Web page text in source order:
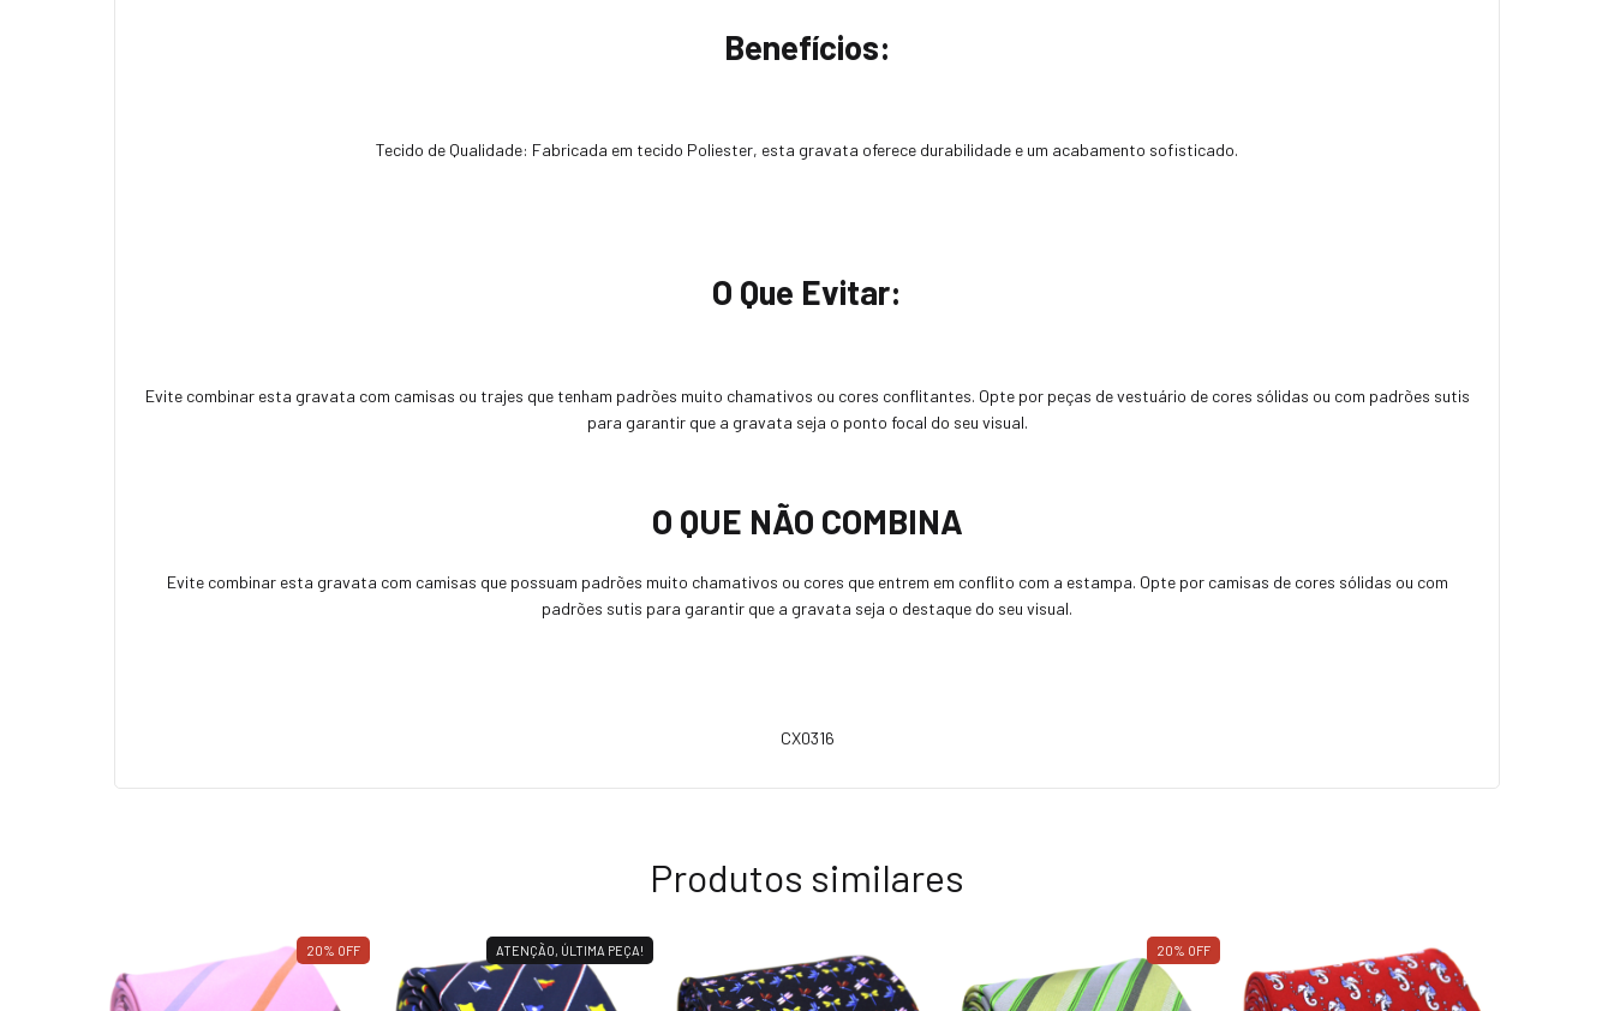
Benefícios:
Tecido de Qualidade: Fabricada em tecido Poliester, esta gravata oferece durabilidade e um acabamento sofisticado.
O Que Evitar:
Evite combinar esta gravata com camisas ou trajes que tenham padrões muito chamativos ou cores conflitantes. Opte por peças de vestuário de cores sólidas ou com padrões sutis
para garantir que a gravata seja o ponto focal do seu visual.
O QUE NÃO COMBINA
Evite combinar esta gravata com camisas que possuam padrões muito chamativos ou cores que entrem em conflito com a estampa. Opte por camisas de cores sólidas ou com
padrões sutis para garantir que a gravata seja o destaque do seu visual.
CX0316
Produtos similares
20% OFF ATENÇÃO, ÚLTIMA PEÇA! 20% OFF